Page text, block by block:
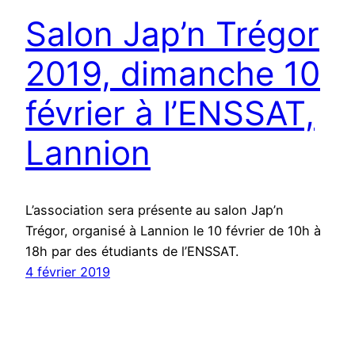
Salon Jap’n Trégor
2019, dimanche 10
février à l’ENSSAT,
Lannion
L’association sera présente au salon Jap’n
Trégor, organisé à Lannion le 10 février de 10h à
18h par des étudiants de l’ENSSAT.
4 février 2019